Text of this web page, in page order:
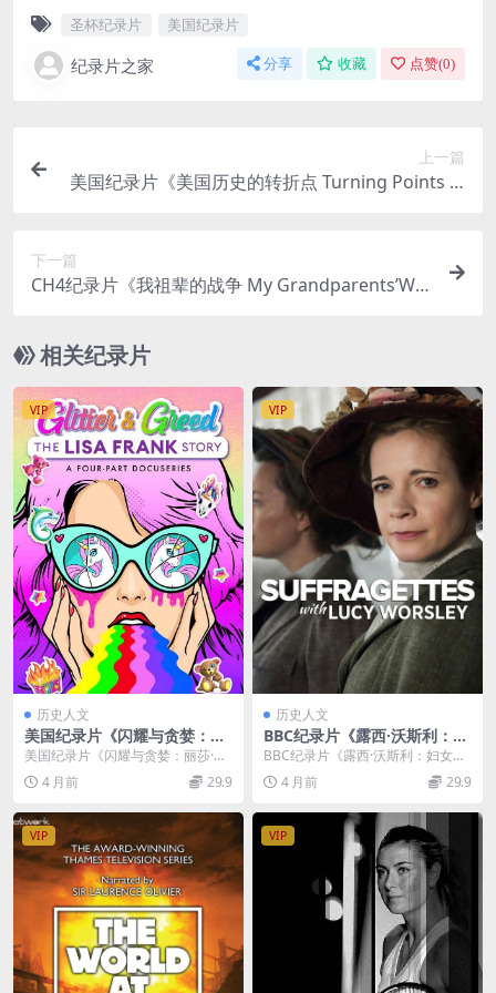
圣杯纪录片 美国纪录片
纪录片之家 分享 收藏 点赞(0)
上一篇
美国纪录片《美国历史的转折点 Turning Points in
下一篇
CH4纪录片《我祖辈的战争 My Grandparents’Wa
080P/MKV/12.9G 第二次世界大战
相关纪录片
VIP
历史人文
美国纪录片《闪耀与贪婪：丽
莎·弗兰克的故事 Glitter and
Greed: The Lisa Frank Stor
y 2024》全4集 英语中英双字
13G 商业品牌背后的故事
美国纪录片《闪耀与贪婪：丽莎·弗
兰克的故事》详情 美国纪录片《闪
耀与贪婪：丽莎·...
4 月前 29.9
VIP
历史人文
BBC纪录片《露西·沃斯利：妇
女参政论者 Suffragettes wit
h Lucy Worsley 2018》英语
中英双字 无水印纯净版 1080
BBC纪录片《露西·沃斯利：妇女参
政论者 2018》介绍及资源信息 BB
C纪录片...
4 月前 29.9
VIP VIP